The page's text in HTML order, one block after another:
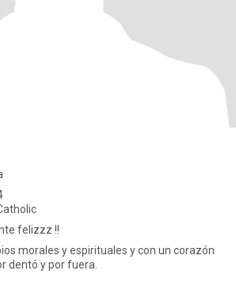
felizzz !!
morales y espirituales y con un corazón
dentó y por fuera.